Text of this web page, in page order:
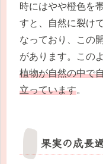
時にはやや橙色を
すと、自然に裂け
なっており、この
があります。この
植物が自然の中で
立っています。
果実の成長